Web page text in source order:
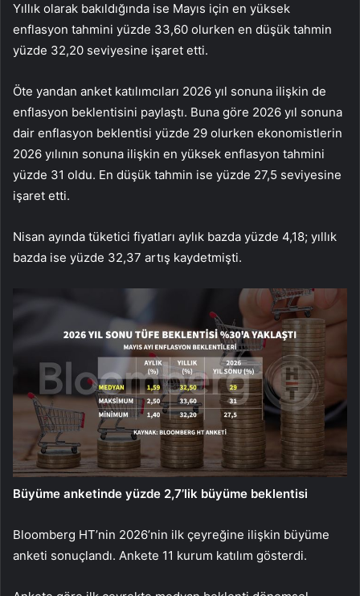
Yıllık olarak bakıldığında ise Mayıs için en yüksek
enflasyon tahmini yüzde 33,60 olurken en düşük tahmin
yüzde 32,20 seviyesine işaret etti.
Öte yandan anket katılımcıları 2026 yıl sonuna ilişkin de
enflasyon beklentisini paylaştı. Buna göre 2026 yıl sonuna
dair enflasyon beklentisi yüzde 29 olurken ekonomistlerin
2026 yılının sonuna ilişkin en yüksek enflasyon tahmini
yüzde 31 oldu. En düşük tahmin ise yüzde 27,5 seviyesine
işaret etti.
Nisan ayında tüketici fiyatları aylık bazda yüzde 4,18; yıllık
bazda ise yüzde 32,37 artış kaydetmişti.
Büyüme anketinde yüzde 2,7’lik büyüme beklentisi
Bloomberg HT’nin 2026’nin ilk çeyreğine ilişkin büyüme
anketi sonuçlandı. Ankete 11 kurum katılım gösterdi.